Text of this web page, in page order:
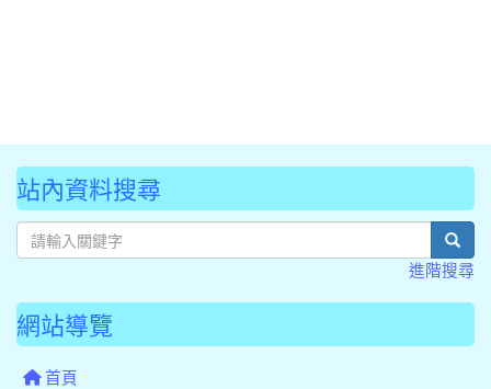
站內資料搜尋
進階搜尋
網站導覽
首頁